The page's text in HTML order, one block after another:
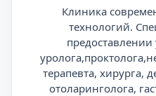
Клиника
технологий.
предоставлении
терапевта, хирурга,
отоларинголога,